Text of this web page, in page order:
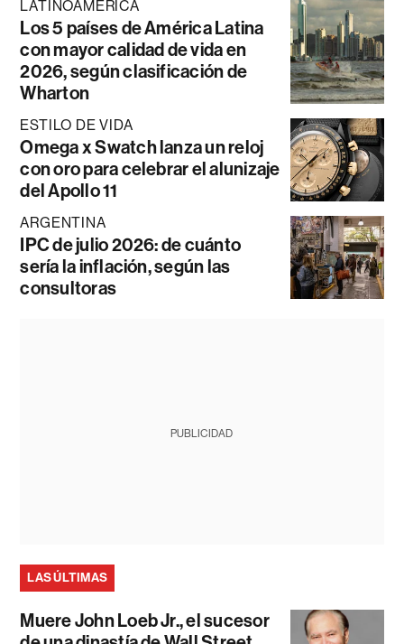
LATINOAMÉRICA
Los 5 países de América Latina
con mayor calidad de vida en
2026, según clasificación de
Wharton
ESTILO DE VIDA
Omega x Swatch lanza un reloj
con oro para celebrar el alunizaje
del Apollo 11
ARGENTINA
IPC de julio 2026: de cuánto
sería la inflación, según las
consultoras
PUBLICIDAD
LAS ÚLTIMAS
Muere John Loeb Jr., el sucesor